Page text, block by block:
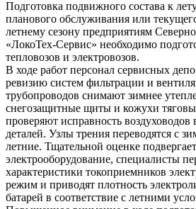
Подготовка подвижного состава к
планового обслуживания или
летнему сезону предприятиям
«ЛокоТех-Сервис» необходимо
тепловозов и электровозов.
В ходе работ персонал сервисных
ревизию систем фильтрации и
трубопроводов снимают зимнее
снегозащитные щиты и кожухи
проверяют исправность воздуховодов
деталей. Узлы трения переводятся с
летние. Тщательной оценке
электрооборудование, специалисты
характеристики токоприемников
режим и приводят плотность
батарей в соответствие с летними